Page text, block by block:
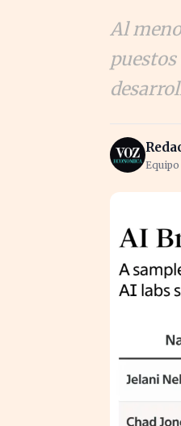
Al
Equipo